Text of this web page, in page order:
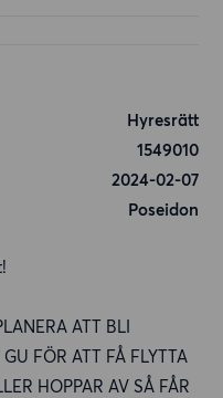
Hyresrätt
1549010
2024-02-07
Poseidon
ATT BLI
FÖR ATT FÅ FLYTTA
HOPPAR AV SÅ FÅR